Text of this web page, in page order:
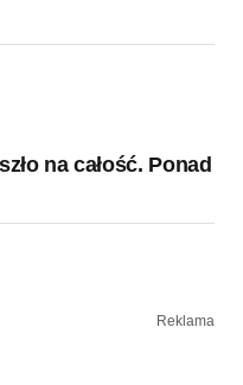
na całość. Ponad
Reklama